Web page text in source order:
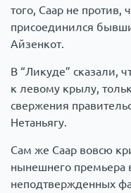
того, Саар не против,
присоединился
Айзенкот.
В “Ликуде” сказали,
к левому крылу,
свержения
Нетаньягу.
Сам же Саар вовсю
нынешнего премьера
неподтвержденных